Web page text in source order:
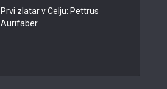
Prvi zlatar v Celju: Pettrus
Aurifaber